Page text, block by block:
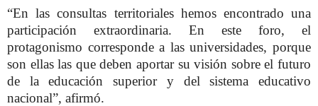
“En las consultas territoriales hemos encontrado una
participación extraordinaria. En este foro, el
protagonismo corresponde a las universidades, porque
son ellas las que deben aportar su visión sobre el futuro
de la educación superior y del sistema educativo
nacional”, afirmó.